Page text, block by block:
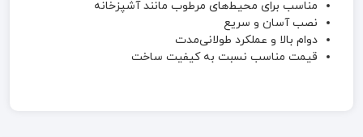
مناسب برای محیط‌های مرطوب مانند آشپزخانه
نصب آسان و سریع
دوام بالا و عملکرد طولانی‌مدت
قیمت مناسب نسبت به کیفیت ساخت